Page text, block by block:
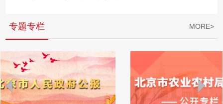
专题专栏 MORE>